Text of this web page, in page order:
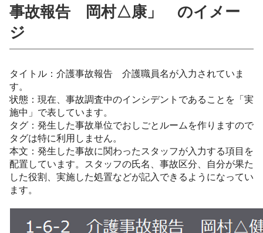
事故報告 岡村△康」 のイメー
ジ
タイトル：介護事故報告 介護職員名が入力されていま
す。
状態：現在、事故調査中のインシデントであることを「実
施中」で表しています。
タグ：発生した事故単位でおしごとルームを作りますので
タグは特に利用しません。
本文：発生した事故に関わったスタッフが入力する項目を
配置しています。スタッフの氏名、事故区分、自分が果た
した役割、実施した処置などが記入できるようになってい
ます。